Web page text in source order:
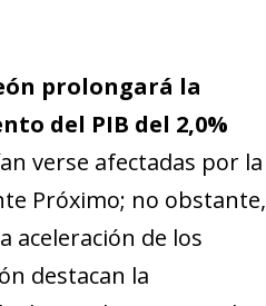
prolongará la
del PIB del 2,0%
verse afectadas por la
Próximo; no obstante,
aceleración de los
destacan la